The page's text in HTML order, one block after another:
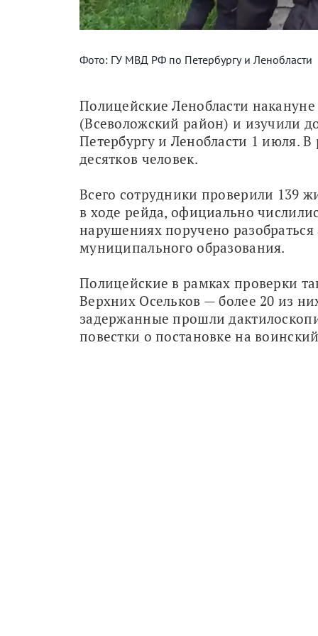
Фото: ГУ МВД РФ по Петербургу и Ленобласти
Полицейские Ленобласти
(Всеволожский район) и изучили
Петербургу и Ленобласти 1 июля. В
десятков человек.
Всего сотрудники проверили 139
в ходе рейда, официально
нарушениях поручено
муниципального образования.
Полицейские в рамках проверки
Верхних Осельков — более 20 из
задержанные прошли
повестки о постановке на